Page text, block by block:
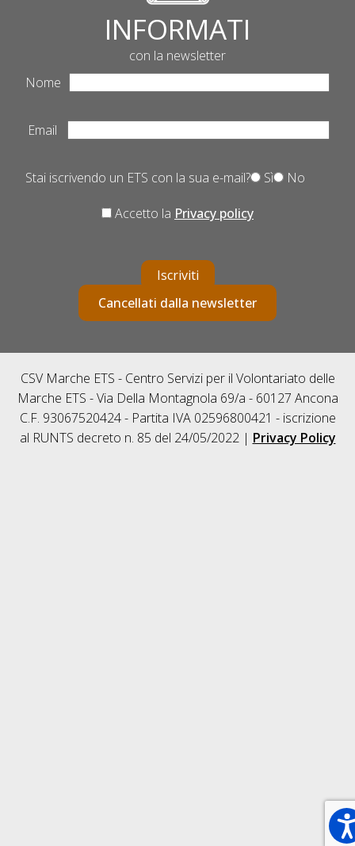
INFORMATI
con la newsletter
Nome
Email
Stai iscrivendo un ETS con la sua e-mail? Sì No
Accetto la Privacy policy
Iscriviti
Cancellati dalla newsletter
CSV Marche ETS - Centro Servizi per il Volontariato delle
Marche ETS - Via Della Montagnola 69/a - 60127 Ancona
C.F. 93067520424 - Partita IVA 02596800421 - iscrizione
al RUNTS decreto n. 85 del 24/05/2022 | Privacy Policy